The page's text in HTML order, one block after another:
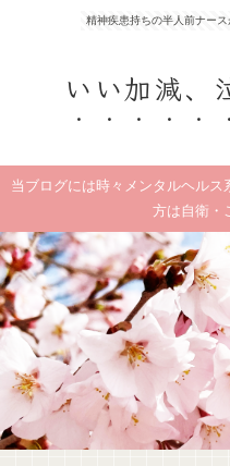
精神疾患持ちの半人前ナー
いい加減、
当ブログには時々メンタルヘル
方は自衛・